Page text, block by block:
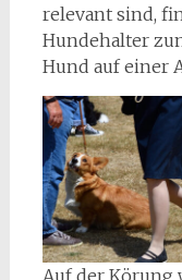
relevant sind,
Hundehalter
Hund auf einer
Auf der Körung